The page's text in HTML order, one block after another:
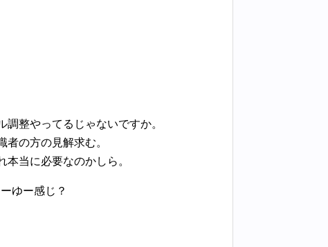
整やってるじゃないですか。
の方の見解求む。
当に必要なのかしら。
ゆー感じ？